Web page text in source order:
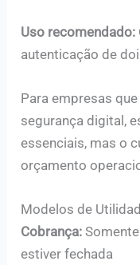
Uso recomendado:
autenticação de
Para empresas
segurança digital,
essenciais, mas o
orçamento
Modelos de
Cobrança:
estiver fechada